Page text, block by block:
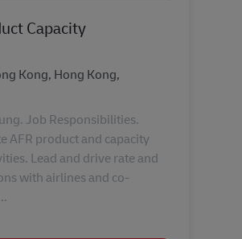
Capacity
Kong, Hong Kong,
Job Responsibilities.
AFR product and capacity
Lead and drive rate and
with airlines and co-